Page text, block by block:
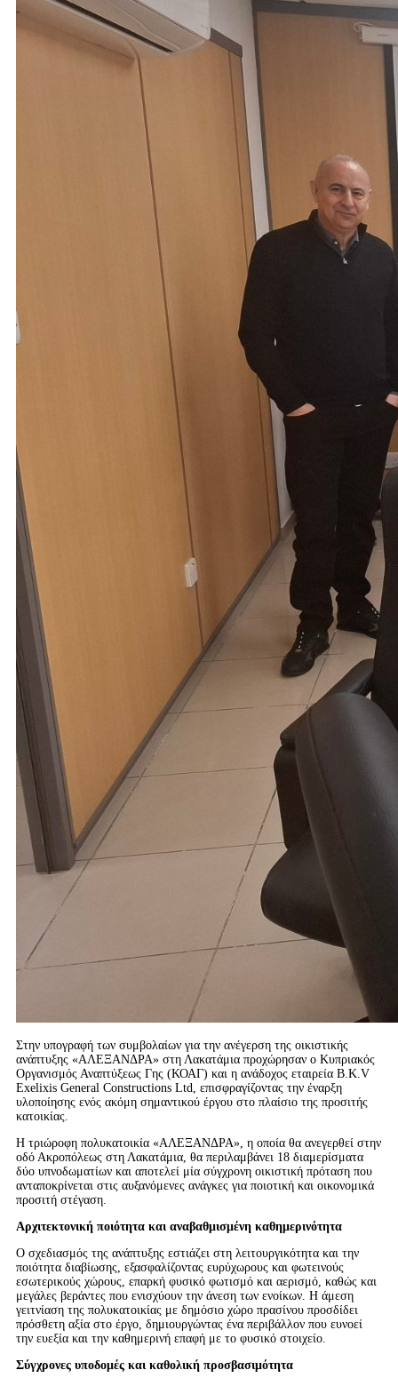
Στην υπογραφή των συμβολαίων για την ανέγερση της οικιστικής
ανάπτυξης «ΑΛΕΞΑΝΔΡΑ» στη Λακατάμια προχώρησαν ο Κυπριακός
Οργανισμός Αναπτύξεως Γης (ΚΟΑΓ) και η ανάδοχος εταιρεία B.K.V
Exelixis General Constructions Ltd, επισφραγίζοντας την έναρξη
υλοποίησης ενός ακόμη σημαντικού έργου στο πλαίσιο της προσιτής
κατοικίας.
Η τριώροφη πολυκατοικία «ΑΛΕΞΑΝΔΡΑ», η οποία θα ανεγερθεί στην
οδό Ακροπόλεως στη Λακατάμια, θα περιλαμβάνει 18 διαμερίσματα
δύο υπνοδωματίων και αποτελεί μία σύγχρονη οικιστική πρόταση που
ανταποκρίνεται στις αυξανόμενες ανάγκες για ποιοτική και οικονομικά
προσιτή στέγαση.
Αρχιτεκτονική ποιότητα και αναβαθμισμένη καθημερινότητα
Ο σχεδιασμός της ανάπτυξης εστιάζει στη λειτουργικότητα και την
ποιότητα διαβίωσης, εξασφαλίζοντας ευρύχωρους και φωτεινούς
εσωτερικούς χώρους, επαρκή φυσικό φωτισμό και αερισμό, καθώς και
μεγάλες βεράντες που ενισχύουν την άνεση των ενοίκων. Η άμεση
γειτνίαση της πολυκατοικίας με δημόσιο χώρο πρασίνου προσδίδει
πρόσθετη αξία στο έργο, δημιουργώντας ένα περιβάλλον που ευνοεί
την ευεξία και την καθημερινή επαφή με το φυσικό στοιχείο.
Σύγχρονες υποδομές και καθολική προσβασιμότητα